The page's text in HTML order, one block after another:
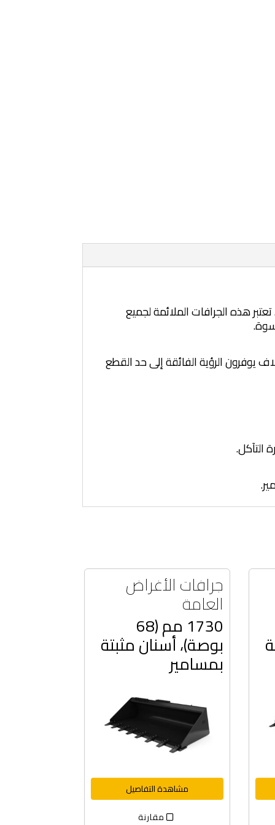
هذه الجرافات الملائمة لجميع
يوفرون الرؤية الفائقة إلى حد القطع
التآكل.
جرافات الأغراض
العامة
1730 مم (68
بوصة)، أسنان مثبتة
بمسامير
مشاهدة التفاصيل
مقارنة